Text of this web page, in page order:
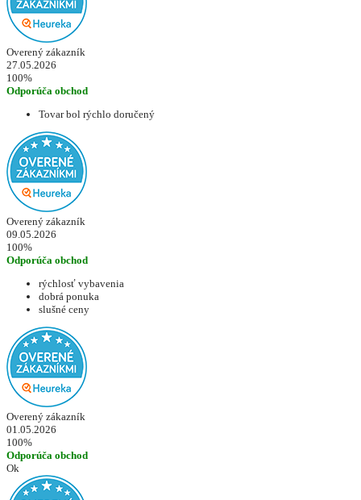
Overený zákazník
27.05.2026
100%
Odporúča obchod
Tovar bol rýchlo doručený
Overený zákazník
09.05.2026
100%
Odporúča obchod
rýchlosť vybavenia
dobrá ponuka
slušné ceny
Overený zákazník
01.05.2026
100%
Odporúča obchod
Ok